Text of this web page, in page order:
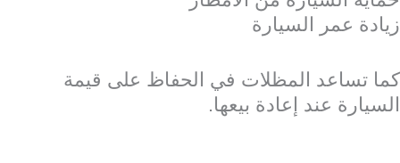
زيادة عمر السيارة
كما تساعد المظلات في الحفاظ على قيمة
السيارة عند إعادة بيعها.